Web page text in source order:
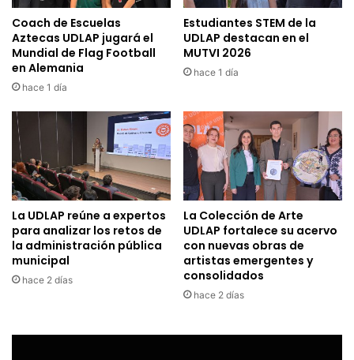
Coach de Escuelas
Aztecas UDLAP jugará el
Mundial de Flag Football
en Alemania
hace 1 día
Estudiantes STEM de la
UDLAP destacan en el
MUTVI 2026
hace 1 día
La UDLAP reúne a expertos
para analizar los retos de
la administración pública
municipal
hace 2 días
La Colección de Arte
UDLAP fortalece su acervo
con nuevas obras de
artistas emergentes y
consolidados
hace 2 días